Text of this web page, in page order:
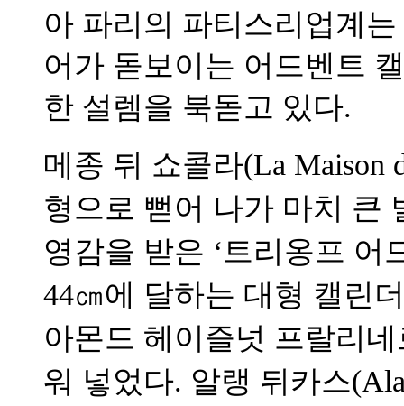
아 파리의 파티스리업계
어가 돋보이는 어드벤트
한 설렘을 북돋고 있다.
메종 뒤 쇼콜라(La Maison
형으로 뻗어 나가 마치 큰
영감을 받은 ‘트리옹프 어
44㎝에 달하는 대형 캘린
아몬드 헤이즐넛 프랄리
워 넣었다. 알랭 뒤카스